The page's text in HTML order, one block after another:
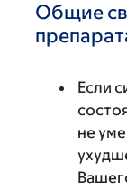
Общие
Если
не